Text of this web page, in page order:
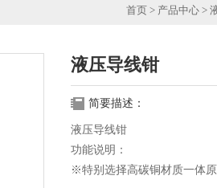
首页 > 产品中心 >
液压导线钳
简要描述：
液压导线钳
功能说明：
※特别选择高碳铜材质一体